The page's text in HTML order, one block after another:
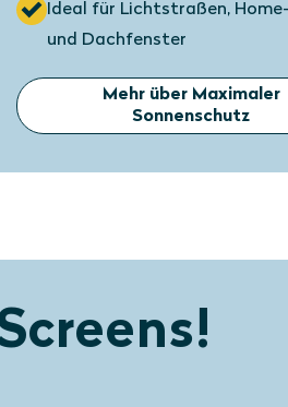
Ideal für Lichtstraßen,
und Dachfenster
Mehr über Maximaler
Sonnenschutz